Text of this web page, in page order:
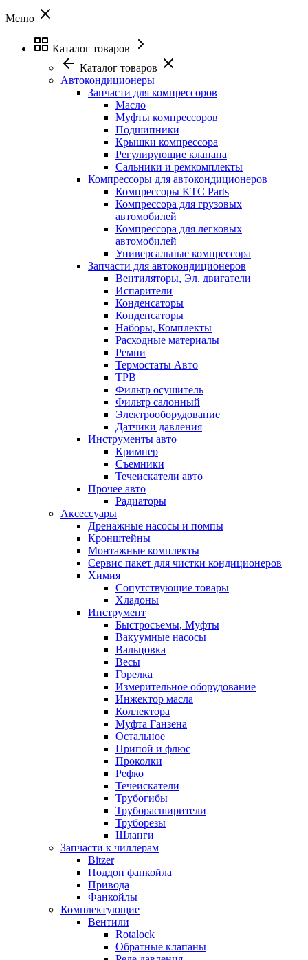
Меню
Каталог товаров
Каталог товаров
Автокондиционеры
Запчасти для компрессоров
Масло
Муфты компрессоров
Подшипники
Крышки компрессора
Регулирующие клапана
Сальники и ремкомплекты
Компрессоры для автокондиционеров
Компрессоры KTC Parts
Компрессора для грузовых
автомобилей
Компрессора для легковых
автомобилей
Универсальные компрессора
Запчасти для автокондиционеров
Вентиляторы, Эл. двигатели
Испарители
Конденсаторы
Конденсаторы
Наборы, Комплекты
Расходные материалы
Ремни
Термостаты Авто
ТРВ
Фильтр осушитель
Фильтр салонный
Электрооборудование
Датчики давления
Инструменты авто
Кримпер
Съемники
Течеискатели авто
Прочее авто
Радиаторы
Аксессуары
Дренажные насосы и помпы
Кронштейны
Монтажные комплекты
Сервис пакет для чистки кондиционеров
Химия
Сопутствующие товары
Хладоны
Инструмент
Быстросъемы, Муфты
Вакуумные насосы
Вальцовка
Весы
Горелка
Измерительное оборудование
Инжектор масла
Коллектора
Муфта Ганзена
Остальное
Припой и флюс
Проколки
Рефко
Течеискатели
Трубогибы
Труборасширители
Труборезы
Шланги
Запчасти к чиллерам
Bitzer
Поддон фанкойла
Привода
Фанкойлы
Комплектующие
Вентили
Rotalock
Обратные клапаны